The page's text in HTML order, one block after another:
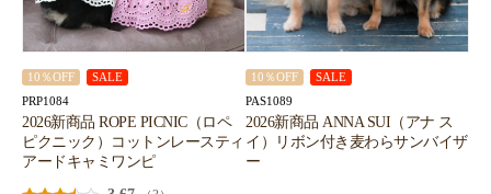
10％OFF SALE
PRP1084
2026新商品 ROPE PICNIC（ロペ
ピクニック）コットンレースティ
アードキャミワンピ
10％OFF SALE
PAS1089
2026新商品 ANNA SUI（アナ ス
イ）リボン付き麦わらサンバイザ
ー